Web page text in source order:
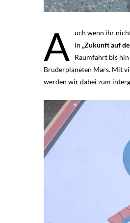
A
uch wenn ihr
In „Zukunft auf
Raumfahrt bis
Bruderplaneten Mars. Mit
werden wir dabei zum